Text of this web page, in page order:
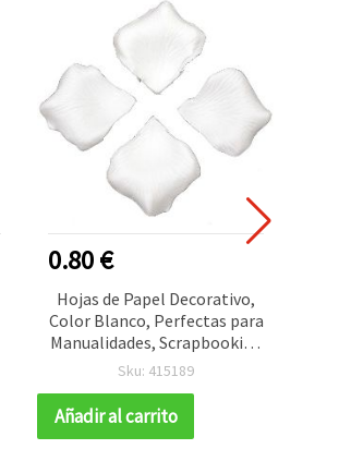
0.80 €
Hojas de Papel Decorativo,
Color Blanco, Perfectas para
Manualidades, Scrapbooking
y Proyectos de Decoración -
Sku: 415189
Añadir al carrito